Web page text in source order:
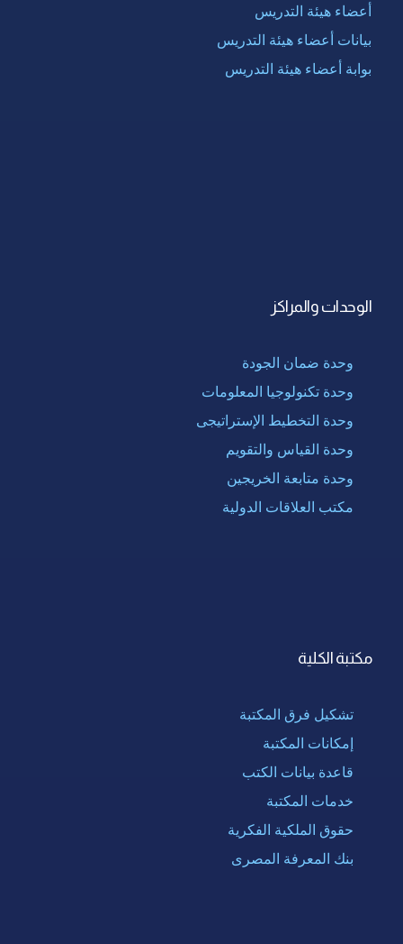
أعضاء هيئة التدريس
بيانات أعضاء هيئة التدريس
بوابة أعضاء هيئة التدريس
الوحدات والمراكز
وحدة ضمان الجودة
وحدة تكنولوجيا المعلومات
وحدة التخطيط الإستراتيجى
وحدة القياس والتقويم
وحدة متابعة الخريجين
مكتب العلاقات الدولية
مكتبة الكلية
تشكيل فرق المكتبة
إمكانات المكتبة
قاعدة بيانات الكتب
خدمات المكتبة
حقوق الملكية الفكرية
بنك المعرفة المصرى